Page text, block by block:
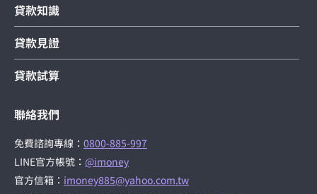
貸款知識
貸款見證
貸款試算
聯絡我們
免費諮詢專線： 0800-885-997
LINE官方帳號： @imoney
官方信箱： imoney885@yahoo.com.tw